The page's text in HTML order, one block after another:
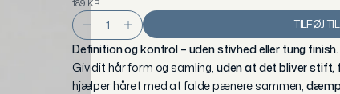
189 KR
Sænk antalØg antal
Definition og kontrol – uden stivhed eller tung finish.
Giv dit hår form og samling, uden at det bliver stift,
hjælper håret med at falde pænere sammen,